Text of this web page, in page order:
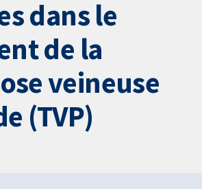
dans le
de la
veineuse
(TVP)